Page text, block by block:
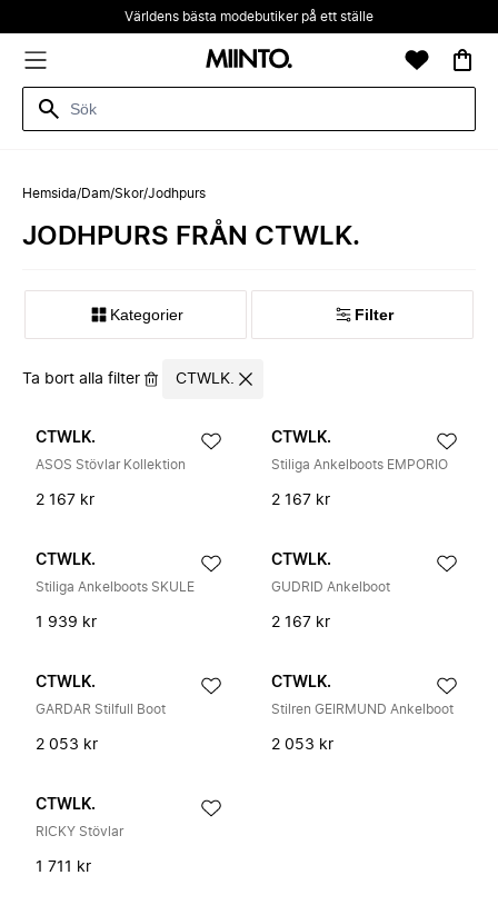
Världens bästa modebutiker på ett ställe
Hemsida/Dam/Skor/Jodhpurs
JODHPURS FRÅN CTWLK.
Kategorier Filter
Ta bort alla filter CTWLK.
CTWLK.
ASOS Stövlar Kollektion
2 167 kr
CTWLK.
Stiliga Ankelboots EMPORIO
2 167 kr
CTWLK.
Stiliga Ankelboots SKULE
1 939 kr
CTWLK.
GUDRID Ankelboot
2 167 kr
CTWLK.
GARDAR Stilfull Boot
2 053 kr
CTWLK.
Stilren GEIRMUND Ankelboot
2 053 kr
CTWLK.
RICKY Stövlar
1 711 kr